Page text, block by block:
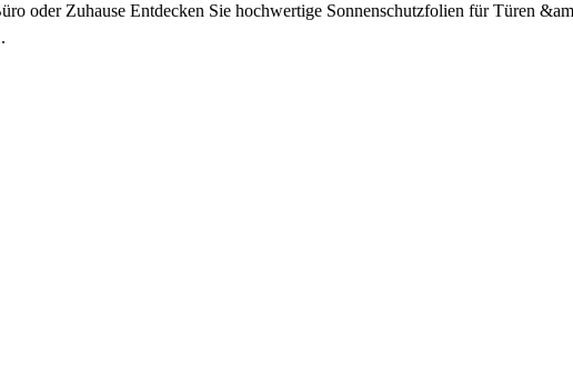
oder Zuhause Entdecken Sie hochwertige Sonnenschutzfolien für Türen